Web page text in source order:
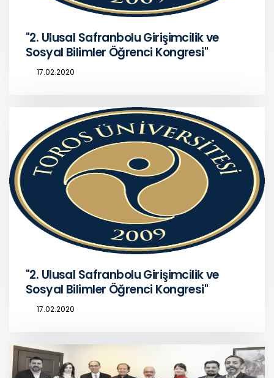
"2. Ulusal Safranbolu Girişimcilik ve
Sosyal Bilimler Öğrenci Kongresi"
17.02.2020
"2. Ulusal Safranbolu Girişimcilik ve
Sosyal Bilimler Öğrenci Kongresi"
17.02.2020